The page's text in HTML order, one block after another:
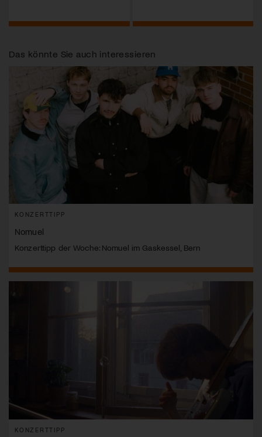
Das könnte Sie auch interessieren
KONZERTTIPP
Nomuel
Konzerttipp der Woche: Nomuel im Gaskessel, Bern
KONZERTTIPP